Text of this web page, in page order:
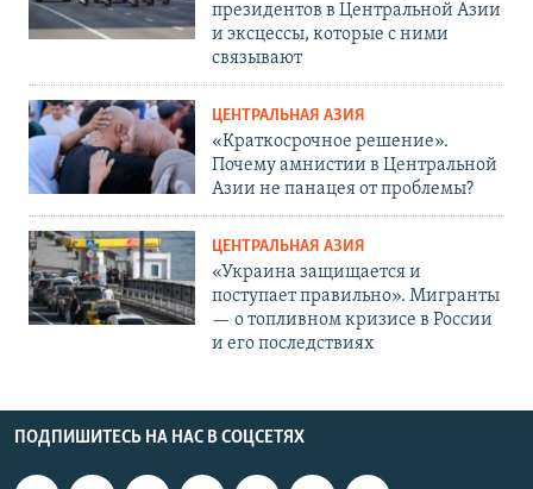
президентов в Центральной Азии
и эксцессы, которые с ними
связывают
ЦЕНТРАЛЬНАЯ АЗИЯ
«Краткосрочное решение».
Почему амнистии в Центральной
Азии не панацея от проблемы?
ЦЕНТРАЛЬНАЯ АЗИЯ
«Украина защищается и
поступает правильно». Мигранты
— о топливном кризисе в России
и его последствиях
ПОДПИШИТЕСЬ НА НАС В СОЦСЕТЯХ